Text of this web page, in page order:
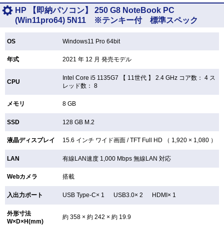
HP 【即納パソコン】 250 G8 NoteBook PC
(Win11pro64) 5N11 ※テンキー付 標準スペック
OS Windows11 Pro 64bit
年式 2021 年 12 月 発売モデル
CPU
Intel Core i5 1135G7 【 11世代 】 2.4 GHz コア数： 4 ス
レッド数： 8
メモリ 8 GB
SSD 128 GB M.2
液晶ディスプレイ 15.6 インチ ワイド画面 /TFT Full HD （ 1,920 × 1,080 ）
LAN 有線LAN速度 1,000 Mbps 無線LAN対応
Webカメラ 搭載
入出力ポート USB Type-C× 1 USB3.0× 2 HDMI× 1
外形寸法
W×D×H(mm)
約 358 × 約 242 × 約 19.9